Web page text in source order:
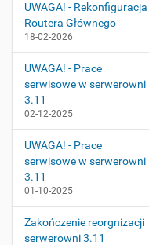
UWAGA! - Rekonfiguracja
Routera Głównego
18-02-2026
UWAGA! - Prace
serwisowe w serwerowni
3.11
02-12-2025
UWAGA! - Prace
serwisowe w serwerowni
3.11
01-10-2025
Zakończenie reorgnizacji
serwerowni 3.11